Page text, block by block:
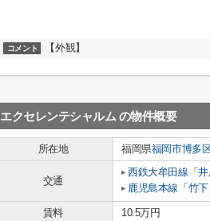
コメント 【外観】
エクセレンテシャルム の物件概要
所在地 福岡県福岡市博多
交通
西鉄大牟田線 「
鹿児島本線 「 竹下
賃料 10.5万円